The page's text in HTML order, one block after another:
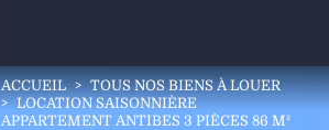
ACCUEIL > TOUS NOS BIENS À LOUER
> LOCATION SAISONNIÈRE
APPARTEMENT ANTIBES 3 PIÈCES 86 M²